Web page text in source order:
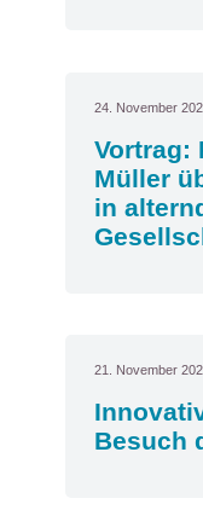
24. November
Vortrag:
Müller
in
21. November
Besuch